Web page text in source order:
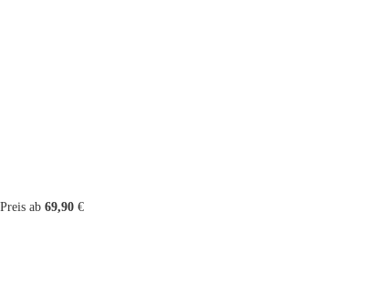
Preis ab 69,90 €